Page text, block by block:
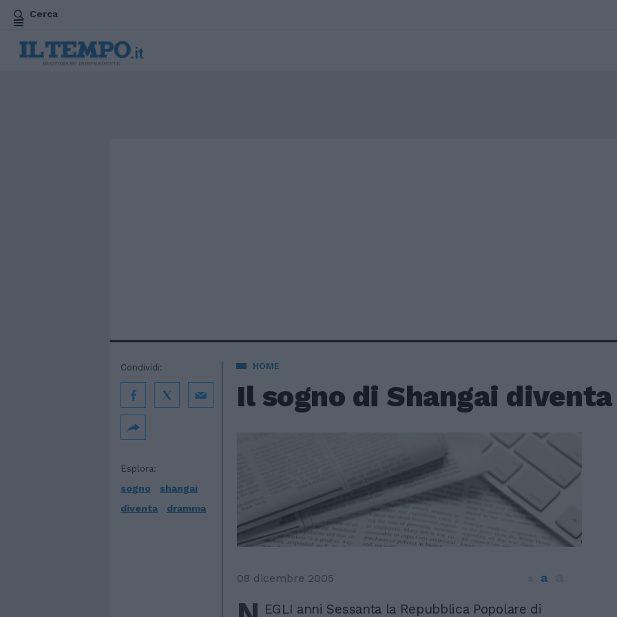
Cerca
HOME
Il sogno di Shangai
Esplora:
sogno
shangai
diventa
dramma
Condividi:
08 dicembre 2005 a
EGLI anni Sessanta la Repubblica Popolare di